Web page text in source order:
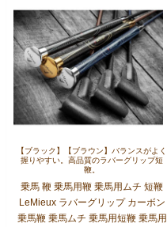
【ブラック】【ブラウン】バランスがよく
握りやすい。高品質のラバーグリップ短
鞭。
乗馬 鞭 乗馬用鞭 乗馬用ムチ 短鞭
LeMieux ラバーグリップ カーボン
乗馬鞭 乗馬ムチ 乗馬用短鞭 乗馬用